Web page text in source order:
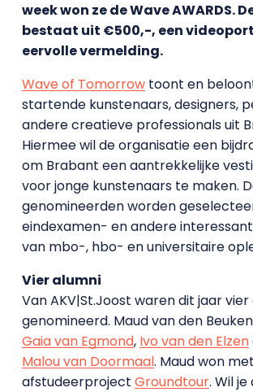
week won ze de Wave AWARDS.
bestaat uit €500,-, een
eervolle vermelding.
Wave of Tomorrowtoont en
startende kunstenaars, designers,
andere creatieve professionals uit
Hiermee wil de organisatie een
om Brabant een aantrekkelijke
voor jonge kunstenaars te maken.
genomineerden worden
eindexamen- en andere
van mbo-, hbo- en universitaire
Vier alumni
Van AKV|St.Joost waren dit jaar vier
genomineerd. Maud van den
Gaia van Egmond, Ivo van den Elzen
Malou van Doormaal. Maud won
afstudeerproject Groundtour. Wil